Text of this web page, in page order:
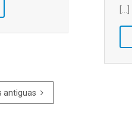
antiguas Siguiente